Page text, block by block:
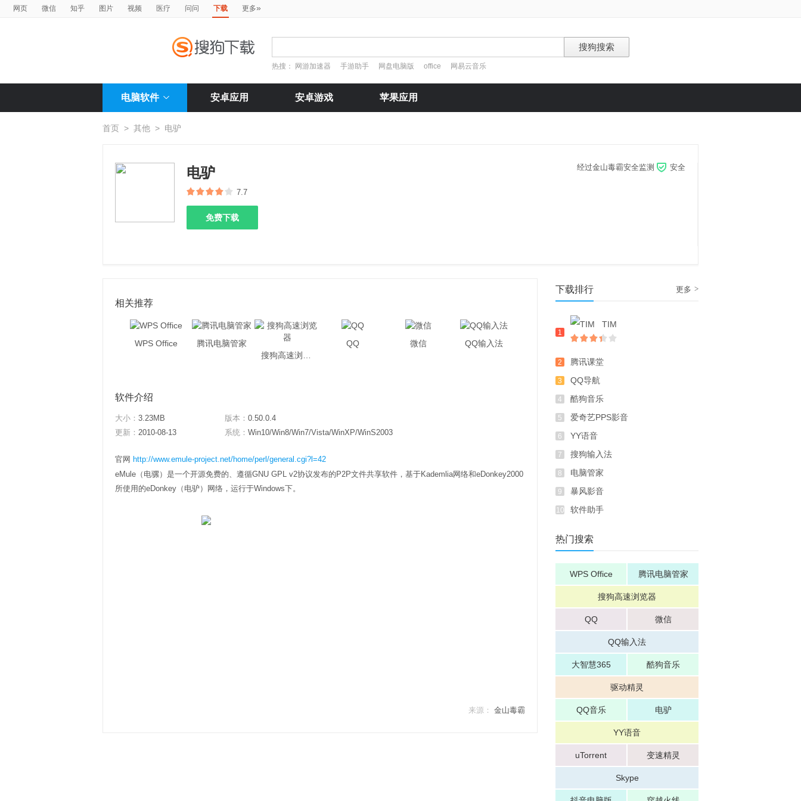
网页 微信 知乎 图片 视频 医疗 问问 下载 更多»
热搜： 网游加速器 手游助手 网盘电脑版 office 网易云音乐
电脑软件 安卓应用 安卓游戏 苹果应用
首页 > 其他 > 电驴
电驴
7.7
免费下载
经过金山毒霸安全监测 安全
相关推荐
WPS Office
腾讯电脑管家
QQ 微信 QQ输入法
软件介绍
大小： 3.23MB 版本： 0.50.0.4
更新： 2010-08-13 系统： Win10/Win8/Win7/Vista/WinXP/WinS2003
官网 http://www.emule-project.net/home/perl/general.cgi?l=42
eMule（电骡）是一个开源免费的、遵循GNU GPL v2协议发布的P2P文件共享软件，基于Kademlia网络和eDonkey2000
所使用的eDonkey（电驴）网络，运行于Windows下。
来源： 金山毒霸
下载排行 更多 >
1
TIM
2 腾讯课堂
3 QQ导航
4 酷狗音乐
5 爱奇艺PPS影音
6 YY语音
7 搜狗输入法
8 电脑管家
9 暴风影音
10 软件助手
热门搜索
WPS Office 腾讯电脑管家
搜狗高速浏览器
QQ 微信
QQ输入法
大智慧365 酷狗音乐
驱动精灵
QQ音乐 电驴
YY语音
uTorrent 变速精灵
Skype